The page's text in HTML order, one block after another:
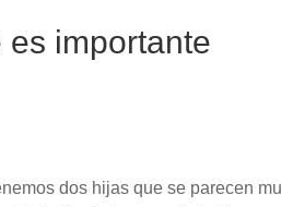
importante
dos hijas que se parecen